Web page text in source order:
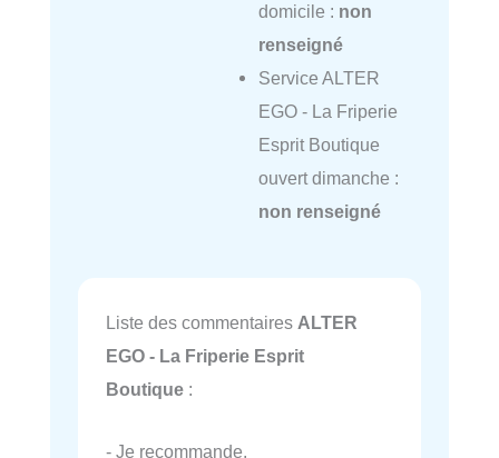
domicile : non
renseigné
Service ALTER
EGO - La Friperie
Esprit Boutique
ouvert dimanche :
non renseigné
Liste des commentaires ALTER
EGO - La Friperie Esprit
Boutique :
- Je recommande.